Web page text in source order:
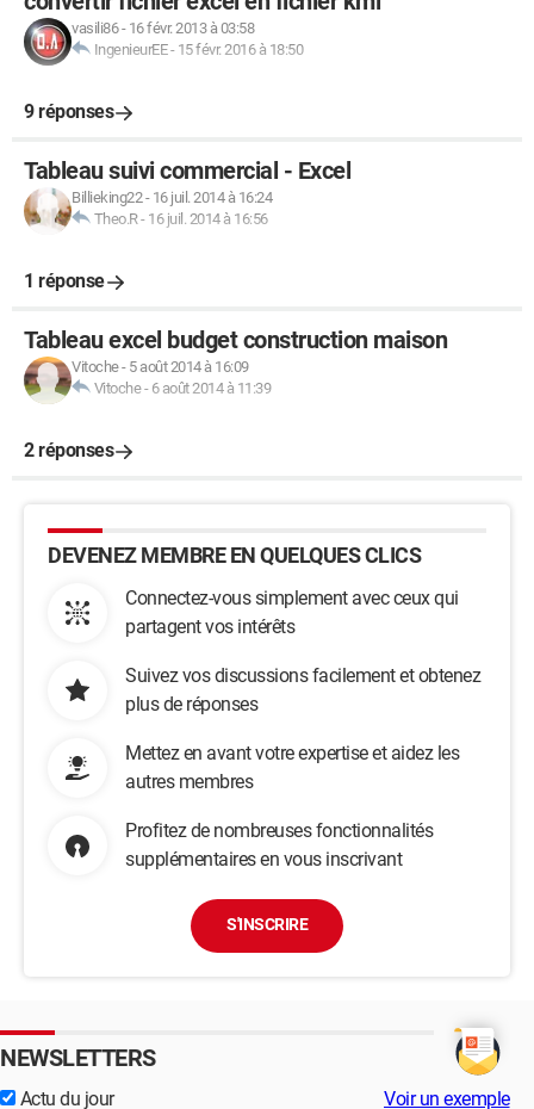
vasili86- 16 févr. 2013 à 03:58
IngenieurEE- 15 févr. 2016 à 18:50
9 réponses
Tableau suivi commercial - Excel
Billieking22- 16 juil. 2014 à 16:24
Theo.R- 16 juil. 2014 à 16:56
1 réponse
Tableau excel budget construction maison
Vitoche- 5 août 2014 à 16:09
Vitoche- 6 août 2014 à 11:39
2 réponses
DEVENEZ MEMBRE EN QUELQUES CLICS
Connectez-vous simplement avec ceux qui
partagent vos intérêts
Suivez vos discussions facilement et obtenez
plus de réponses
Mettez en avant votre expertise et aidez les
autres membres
Profitez de nombreuses fonctionnalités
supplémentaires en vous inscrivant
S'INSCRIRE
NEWSLETTERS
Actu du jour Voir un exemple